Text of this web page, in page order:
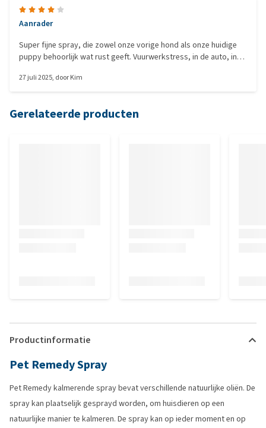
Aanrader
Super fijne spray, die zowel onze vorige hond als onze huidige
puppy behoorlijk wat rust geeft. Vuurwerkstress, in de auto, in
handen over de vacht te verdelen. Heel fijn product!
27 juli 2025, doorKim
Gerelateerde producten
Productinformatie
Pet Remedy Spray
Pet Remedy kalmerende spray bevat verschillende natuurlijke oliën. De
spray kan plaatselijk gesprayd worden, om huisdieren op een
natuurlijke manier te kalmeren. De spray kan op ieder moment en op